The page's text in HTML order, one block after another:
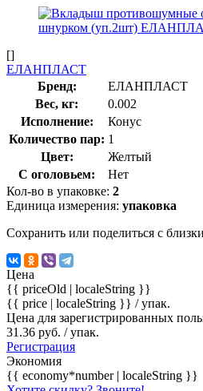
[]
ЕЛАНПЛАСТ
Бренд:
ЕЛАНПЛАСТ
Вес, кг:
0.002
Исполнение:
Конус
Количество пар: 1
Цвет:
Желтый
С оголовьем:
Нет
Кол-во в упаковке: 2
Единица измерения: упаковка
Сохранить или поделиться с
Цена
{{ priceOld | localeString }}
{{ price | localeString }} / упак.
Цена для зарегистрированных
31.36 руб. / упак.
Регистрация
Экономия
{{ economy*number | localeString }}